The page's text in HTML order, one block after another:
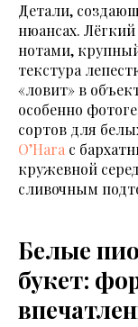
Детали,
нюансах.
нотами,
текстура
«ловит» в
особенно
сортов для
O’Hara с
кружевной
сливочным
Белые
букет: